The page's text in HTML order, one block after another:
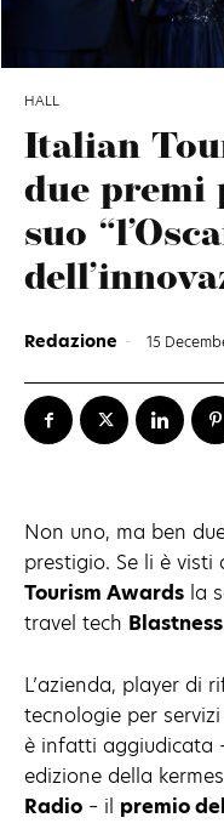
HALL
Italian
due premi
suo
Redazione - 15
Non uno, ma ben
prestigio. Se li è
Tourism Awards la
travel tech Blastness
L’azienda, player di
tecnologie per
è infatti aggiudicata
edizione della
Radio – il premio